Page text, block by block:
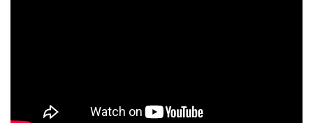
4.4/5 - (21 bình chọn)